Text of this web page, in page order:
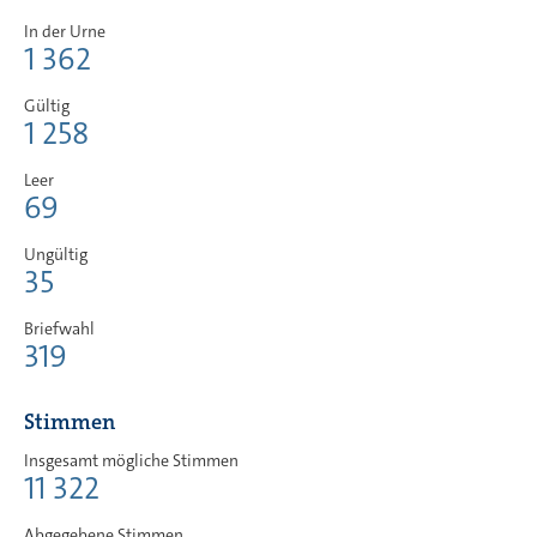
In der Urne
1 362
Gültig
1 258
Leer
69
Ungültig
35
Briefwahl
319
Stimmen
Insgesamt mögliche Stimmen
11 322